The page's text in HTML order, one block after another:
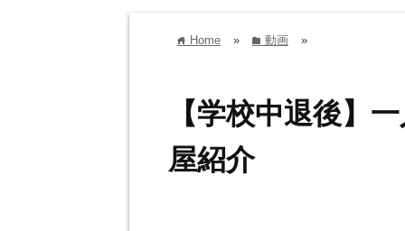
home Home » folder 動画 »
【学校中退後】
屋紹介